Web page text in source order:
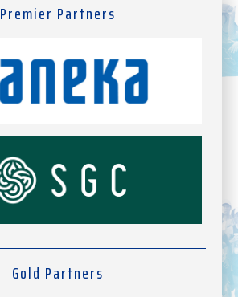
Premier Partners
Gold Partners